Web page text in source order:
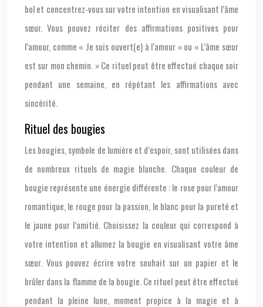
bol et concentrez-vous sur votre intention en visualisant l’âme
sœur. Vous pouvez réciter des affirmations positives pour
l’amour, comme « Je suis ouvert(e) à l’amour » ou « L’âme sœur
est sur mon chemin. » Ce rituel peut être effectué chaque soir
pendant une semaine, en répétant les affirmations avec
sincérité.
Rituel des bougies
Les bougies, symbole de lumière et d’espoir, sont utilisées dans
de nombreux rituels de magie blanche. Chaque couleur de
bougie représente une énergie différente : le rose pour l’amour
romantique, le rouge pour la passion, le blanc pour la pureté et
le jaune pour l’amitié. Choisissez la couleur qui correspond à
votre intention et allumez la bougie en visualisant votre âme
sœur. Vous pouvez écrire votre souhait sur un papier et le
brûler dans la flamme de la bougie. Ce rituel peut être effectué
pendant la pleine lune, moment propice à la magie et à